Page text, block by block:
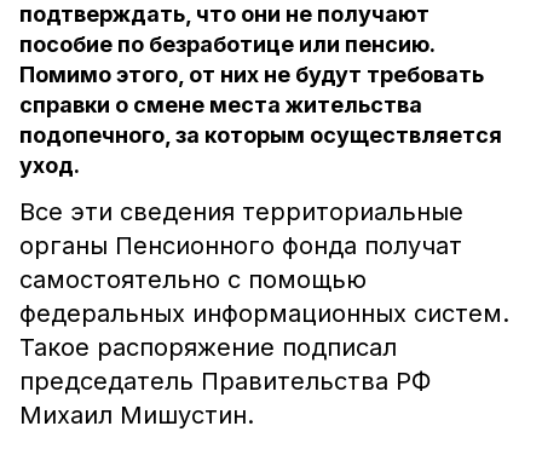
подтверждать, что они не получают
пособие по безработице или пенсию.
Помимо этого, от них не будут требовать
справки о смене места жительства
подопечного, за которым осуществляется
уход.
Все эти сведения территориальные
органы Пенсионного фонда получат
самостоятельно с помощью
федеральных информационных систем.
Такое распоряжение подписал
председатель Правительства РФ
Михаил Мишустин.